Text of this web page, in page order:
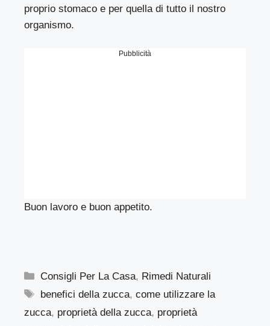
proprio stomaco e per quella di tutto il nostro
organismo.
Pubblicità
Buon lavoro e buon appetito.
Categorie
Consigli Per La Casa, Rimedi Naturali
Tag
benefici della zucca,come utilizzare la
zucca, proprietà della zucca, proprietà